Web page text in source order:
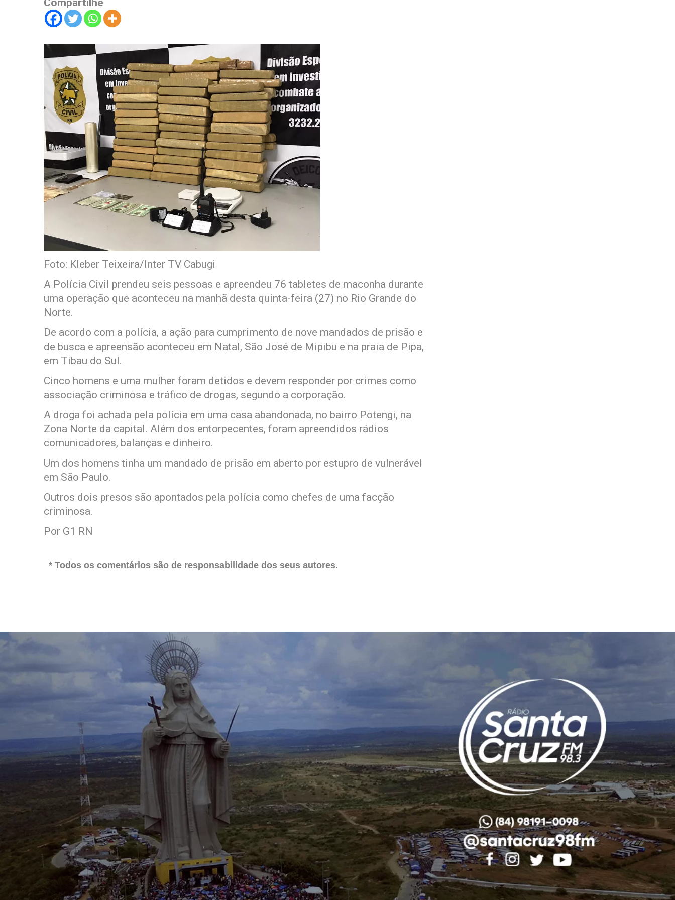
Compartilhe
Foto: Kleber Teixeira/Inter TV Cabugi
A Polícia Civil prendeu seis pessoas e apreendeu 76 tabletes de maconha durante
uma operação que aconteceu na manhã desta quinta-feira (27) no Rio Grande do
Norte.
De acordo com a polícia, a ação para cumprimento de nove mandados de prisão e
de busca e apreensão aconteceu em Natal, São José de Mipibu e na praia de Pipa,
em Tibau do Sul.
Cinco homens e uma mulher foram detidos e devem responder por crimes como
associação criminosa e tráfico de drogas, segundo a corporação.
A droga foi achada pela polícia em uma casa abandonada, no bairro Potengi, na
Zona Norte da capital. Além dos entorpecentes, foram apreendidos rádios
comunicadores, balanças e dinheiro.
Um dos homens tinha um mandado de prisão em aberto por estupro de vulnerável
em São Paulo.
Outros dois presos são apontados pela polícia como chefes de uma facção
criminosa.
Por G1 RN
* Todos os comentários são de responsabilidade dos seus autores.